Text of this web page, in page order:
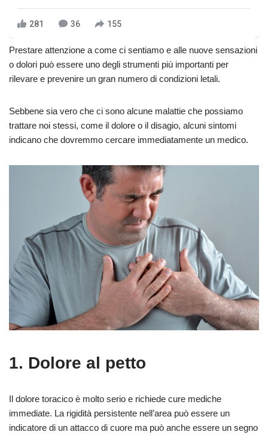
281 36 155
Prestare attenzione a come ci sentiamo e alle nuove sensazioni
o dolori può essere uno degli strumenti più importanti per
rilevare e prevenire un gran numero di condizioni letali.
Sebbene sia vero che ci sono alcune malattie che possiamo
trattare noi stessi, come il dolore o il disagio, alcuni sintomi
indicano che dovremmo cercare immediatamente un medico.
1. Dolore al petto
Il dolore toracico è molto serio e richiede cure mediche
immediate. La rigidità persistente nell’area può essere un
indicatore di un attacco di cuore ma può anche essere un segno